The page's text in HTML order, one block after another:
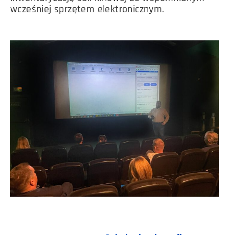
wcześniej sprzętem elektronicznym.